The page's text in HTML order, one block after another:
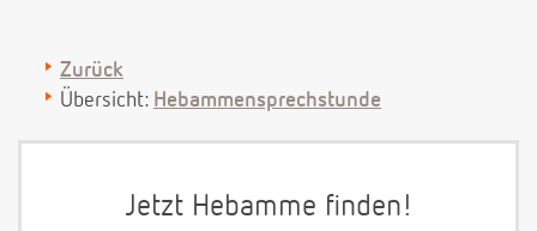
Zurück
Übersicht: Hebammensprechstunde
Jetzt Hebamme finden!